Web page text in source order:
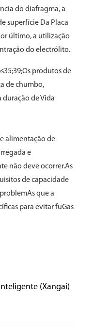
do diafragma, a
superfície Da Placa
último, a utilização
do electrólito.
produtos de
de chumbo,
duração de Vida
alimentação de
e
não deve ocorrer.As
de capacidade
que a
para evitar fuGas
(Xangai)